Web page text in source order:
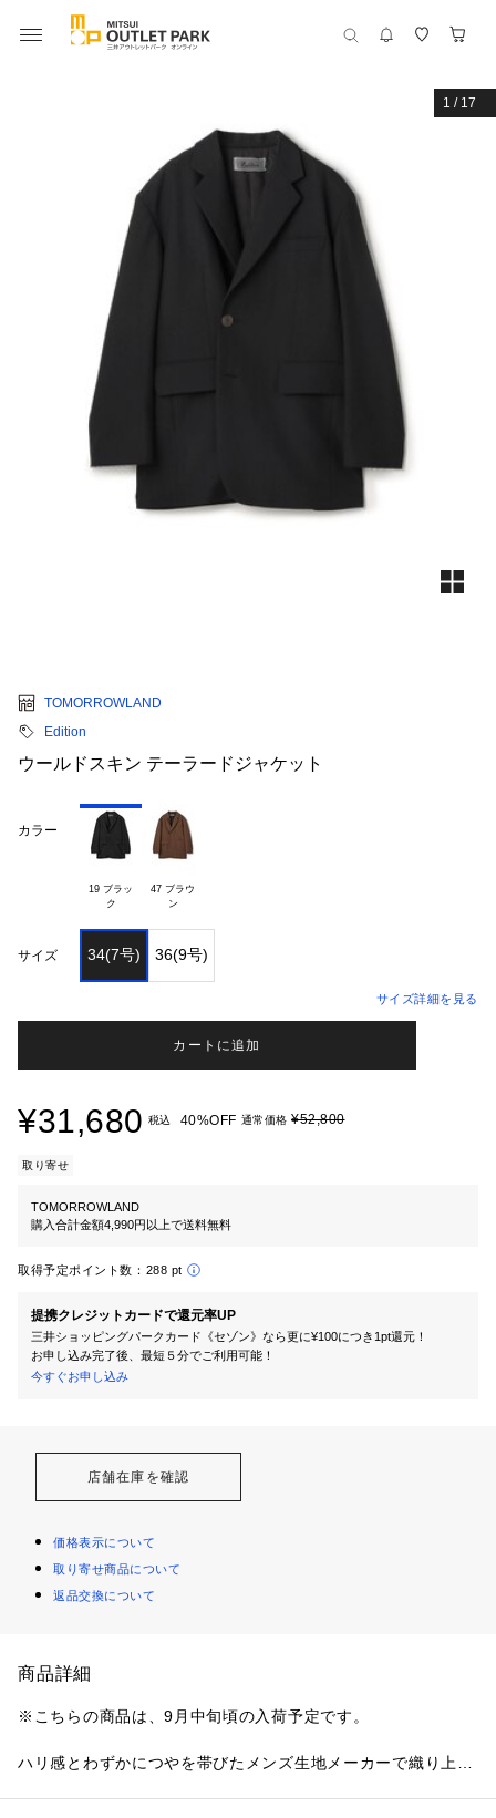
1 / 17
TOMORROWLAND
Edition
ウールドスキン テーラードジャケット
カラー
19 ブラッ
47 ブラウ
サイズ 34(7号) 36(9号)
サイズ詳細を見る
カートに追加
¥31,680 税込 40%OFF 通常価格 ¥52,800
取り寄せ
TOMORROWLAND
購入合計金額4,990円以上で送料無料
取得予定ポイント数： 288 pt
提携クレジットカードで還元率UP
三井ショッピングパークカード《セゾン》なら更に¥100につき1pt還元！
お申し込み完了後、最短５分でご利用可能！
今すぐお申し込み
店舗在庫を確認
価格表示について
取り寄せ商品について
返品交換について
商品詳細
※こちらの商品は、9月中旬頃の入荷予定です。
ハリ感とわずかにつやを帯びたメンズ生地メーカーで織り上げ